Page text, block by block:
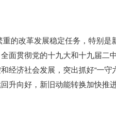
的改革发展稳定任务，特别
面贯彻党的十九大和十九届二
经济社会发展，突出抓好“一守
升向好，新旧动能转换加快推